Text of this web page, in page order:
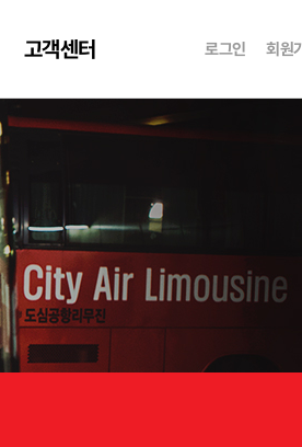
로그인 회원
고객센터